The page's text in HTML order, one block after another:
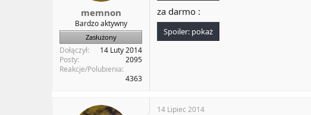
memnon
Bardzo aktywny
Zasłużony
Dołączył
14 Luty 2014
Posty
2095
Reakcje/Polubienia
4363
za darmo :
Spoiler: pokaż
14 Lipiec 2014